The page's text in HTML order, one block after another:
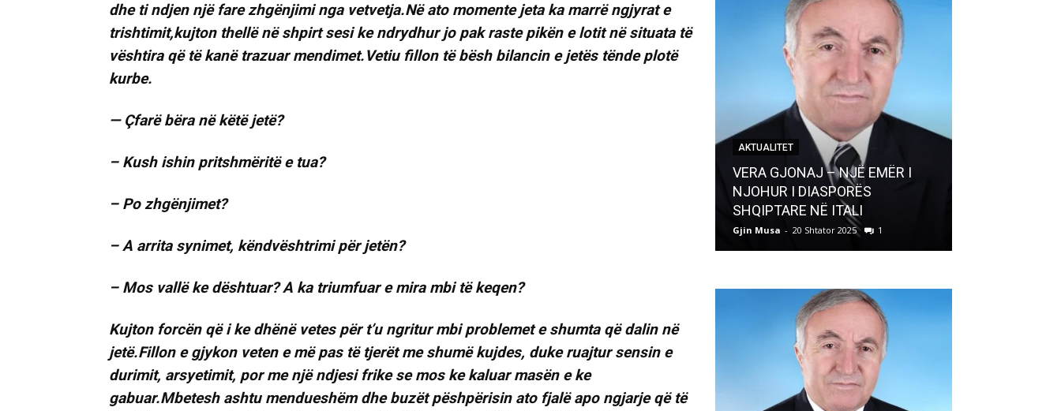
dhe ti ndjen një fare zhgënjimi nga vetvetja.Në ato momente jeta ka marrë ngjyrat e
trishtimit,kujton thellë në shpirt sesi ke ndrydhur jo pak raste pikën e lotit në situata të
vështira që të kanë trazuar mendimet.Vetiu fillon të bësh bilancin e jetës tënde plotë
kurbe.
— Çfarë bëra në këtë jetë?
– Kush ishin pritshmëritë e tua?
– Po zhgënjimet?
– A arrita synimet, këndvështrimi për jetën?
– Mos vallë ke dështuar? A ka triumfuar e mira mbi të keqen?
Kujton forcën që i ke dhënë vetes për t’u ngritur mbi problemet e shumta që dalin në
jetë.Fillon e gjykon veten e më pas të tjerët me shumë kujdes, duke ruajtur sensin e
durimit, arsyetimit, por me një ndjesi frike se mos ke kaluar masën e ke
gabuar.Mbetesh ashtu mendueshëm dhe buzët pëshpërisin ato fjalë apo ngjarje që të
AKTUALITET
VERA GJONAJ – NJË EMËR I
NJOHUR I DIASPORËS
SHQIPTARE NË ITALI
Gjin Musa - 20 Shtator 2025 1